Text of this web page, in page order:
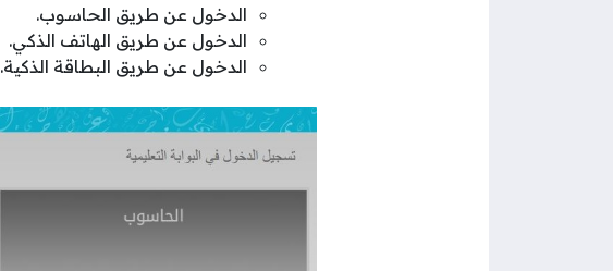
الدخول عن طريق الحاسوب.
الدخول عن طريق الهاتف الذكي.
الدخول عن طريق البطاقة الذكية.